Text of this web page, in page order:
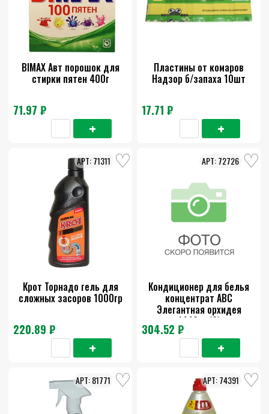
BIMAX Авт порошок для
стирки пятен 400г
71.97 ₽
Пластины от комаров
Надзор б/запаха 10шт
17.71 ₽
Крот Торнадо гель для
сложных засоров 1000гр
220.89 ₽
71311
Кондиционер для белья
концентрат АВС
Элегантная орхидея
1440мл(9)
304.52 ₽
72726
81771 74391